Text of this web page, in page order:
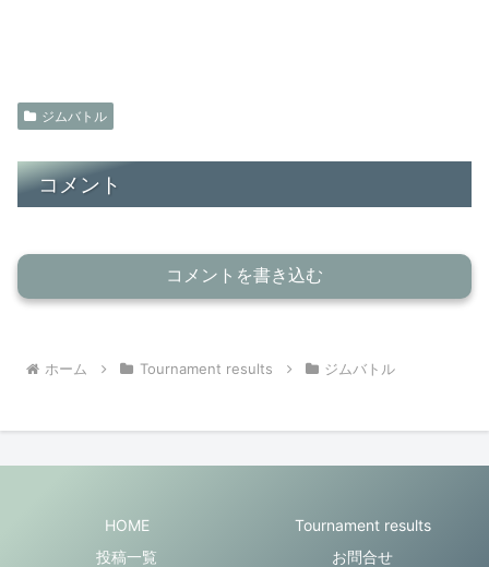
ジムバトル
コメント
コメントを書き込む
ホーム Tournament results ジムバトル
HOME
Tournament results
投稿一覧
お問合せ